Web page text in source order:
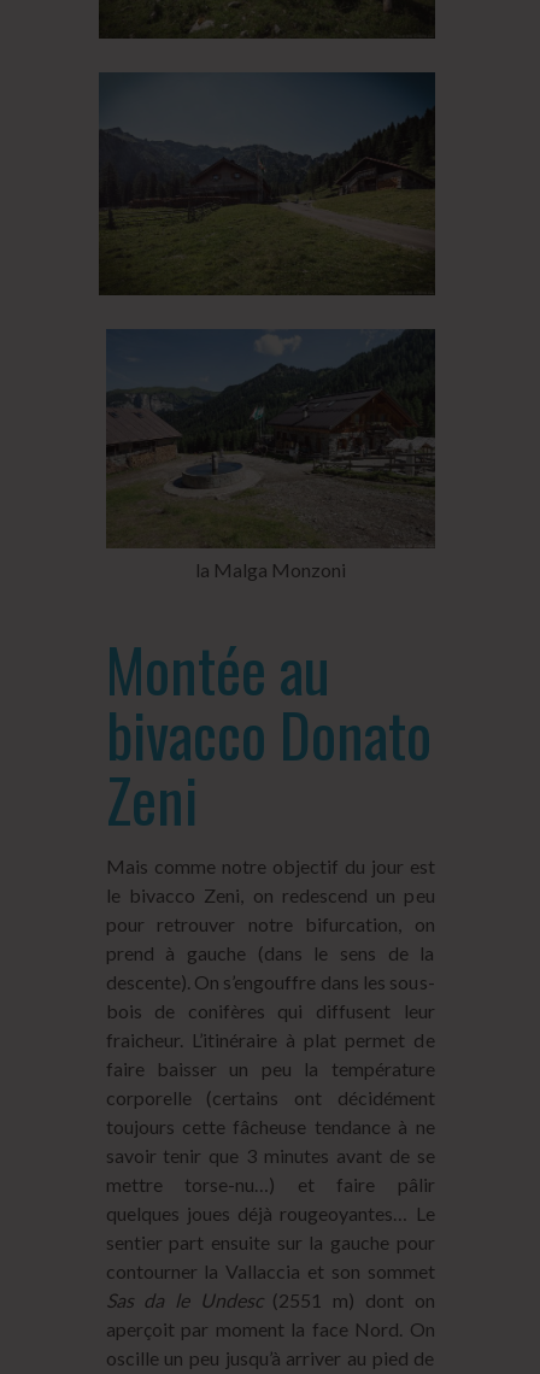
la Malga Monzoni
Montée au
bivacco Donato
Zeni
Mais comme notre objectif du jour est
le bivacco Zeni, on redescend un peu
pour retrouver notre bifurcation, on
prend à gauche (dans le sens de la
descente). On s’engouffre dans les sous-
bois de conifères qui diffusent leur
fraicheur. L’itinéraire à plat permet de
faire baisser un peu la température
corporelle (certains ont décidément
toujours cette fâcheuse tendance à ne
savoir tenir que 3 minutes avant de se
mettre torse-nu…) et faire pâlir
quelques joues déjà rougeoyantes… Le
sentier part ensuite sur la gauche pour
contourner la Vallaccia et son sommet
Sas da le Undesc(2551 m) dont on
aperçoit par moment la face Nord. On
oscille un peu jusqu’à arriver au pied de